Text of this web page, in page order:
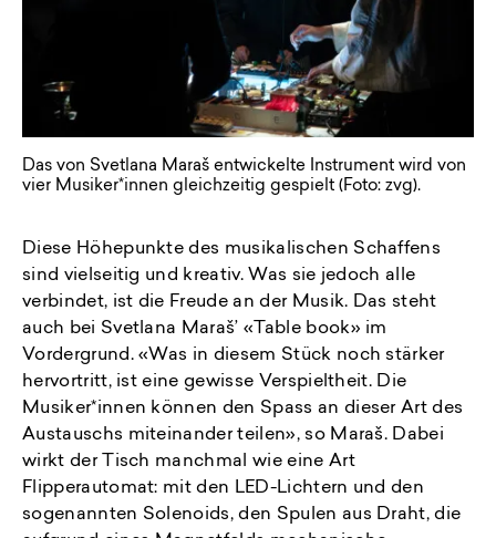
Das von Svetlana Maraš entwickelte Instrument wird von
vier Musiker*innen gleichzeitig gespielt (Foto: zvg).
Diese Höhepunkte des musikalischen Schaffens
sind vielseitig und kreativ. Was sie jedoch alle
verbindet, ist die Freude an der Musik. Das steht
auch bei Svetlana Maraš’ «Table book» im
Vordergrund. «Was in diesem Stück noch stärker
hervortritt, ist eine gewisse Verspieltheit. Die
Musiker*innen können den Spass an dieser Art des
Austauschs miteinander teilen», so Maraš. Dabei
wirkt der Tisch manchmal wie eine Art
Flipperautomat: mit den LED-Lichtern und den
sogenannten Solenoids, den Spulen aus Draht, die